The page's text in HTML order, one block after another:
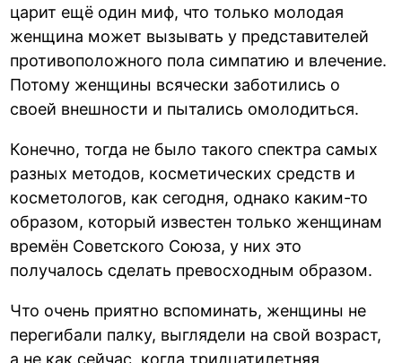
царит ещё один миф, что только молодая
женщина может вызывать у представителей
противоположного пола симпатию и влечение.
Потому женщины всячески заботились о
своей внешности и пытались омолодиться.
Конечно, тогда не было такого спектра самых
разных методов, косметических средств и
косметологов, как сегодня, однако каким-то
образом, который известен только женщинам
времён Советского Союза, у них это
получалось сделать превосходным образом.
Что очень приятно вспоминать, женщины не
перегибали палку, выглядели на свой возраст,
а не как сейчас, когда тридцатилетняя